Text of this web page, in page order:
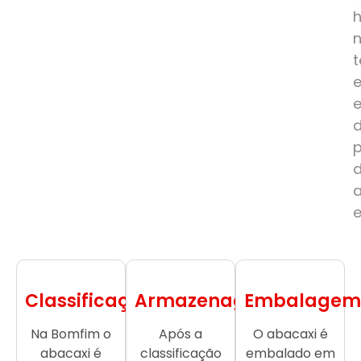
e
Classificação
Na Bomfim o
abacaxi é
Armazenagem
Após a
classificação
Embalagem
O abacaxi é
embalado em